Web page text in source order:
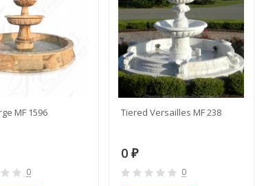
MF 1596
0
Tiered Versailles MF 238
0 ₽
0